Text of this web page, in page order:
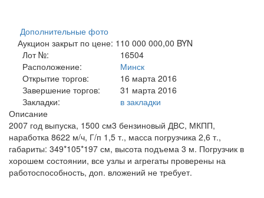
Дополнительные фото
Аукцион закрыт по цене: 110 000 000,00 BYN
Лот №:
16504
Расположение:
Минск
Открытие торгов:
16 марта 2016
Завершение торгов:
31 марта 2016
Закладки:
в закладки
Описание
2007 год выпуска, 1500 см3 бензиновый ДВС, МКПП,
наработка 8622 м/ч, Г/п 1,5 т., масса погрузчика 2,6 т.,
габариты: 349*105*197 см, высота подъема 3 м. Погрузчик в
хорошем состоянии, все узлы и агрегаты проверены на
работоспособность, доп. вложений не требует.